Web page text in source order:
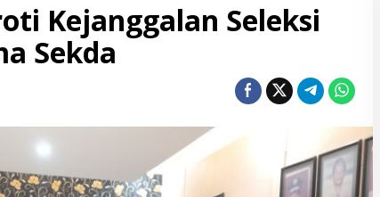
Kejanggalan Seleksi
Sekda